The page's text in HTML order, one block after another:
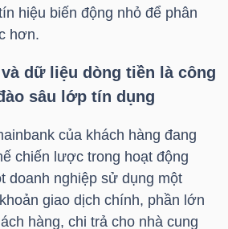
hiệu biến động nhỏ để phân
hơn.
dữ liệu dòng tiền là công
sâu lớp tín dụng
của khách hàng đang
chiến lược trong hoạt động
doanh nghiệp sử dụng một
giao dịch chính, phần lớn
hàng, chi trả cho nhà cung